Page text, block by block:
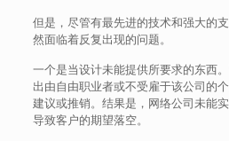
但是，尽管有最先进的技术和强大的
然面临着反复出现的问题。
一个是当设计未能提供所要求的东西
出由自由职业者或不受雇于该公司的
建议或推销。结果是，网络公司未能
导致客户的期望落空。